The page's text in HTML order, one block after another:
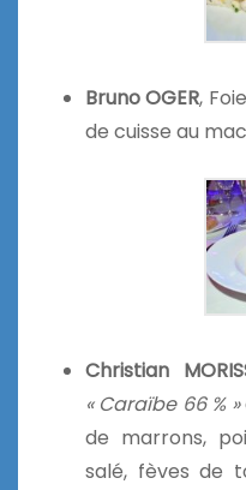
Bruno OGER,
de cuisse au
Christian
« Caraïbe 66 % »
de marrons,
salé, fèves de